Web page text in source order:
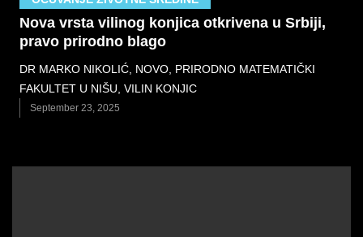
Nova vrsta vilinog konjica otkrivena u Srbiji,
pravo prirodno blago
DR MARKO NIKOLIĆ NOVO PRIRODNO MATEMATIČKI
FAKULTET U NIŠU VILIN KONJIC
September 23, 2025